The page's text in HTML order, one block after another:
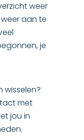
weer
aan te
je
wisselen?
met
jou in